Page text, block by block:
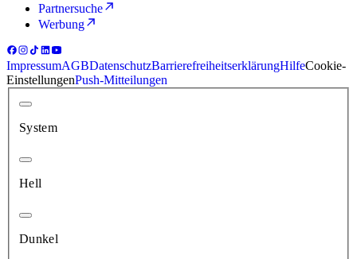
Partnersuche
Werbung
ImpressumAGBDatenschutzBarrierefreiheitserklärungHilfeCookie-
EinstellungenPush-Mitteilungen
System
Hell
Dunkel